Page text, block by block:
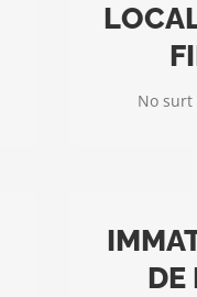
No surt
L’estudi
DE
Finca
no